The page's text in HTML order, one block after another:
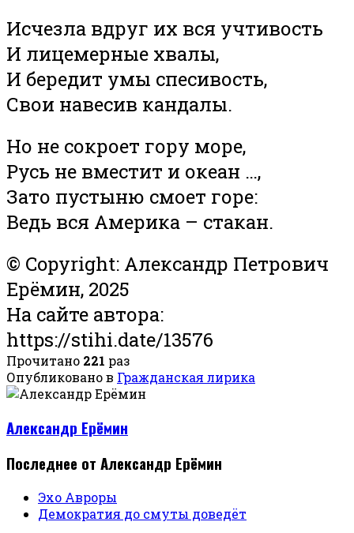
Исчезла вдруг их вся учтивость
И лицемерные хвалы,
И бередит умы спесивость,
Свои навесив кандалы.
Но не сокроет гору море,
Русь не вместит и океан …,
Зато пустыню смоет горе:
Ведь вся Америка – стакан.
© Copyright: Александр Петрович
Ерёмин, 2025
На сайте автора:
https://stihi.date/13576
Прочитано 221 раз
Опубликовано в Гражданская лирика
Александр Ерёмин
Последнее от Александр Ерёмин
Эхо Авроры
Демократия до смуты доведёт